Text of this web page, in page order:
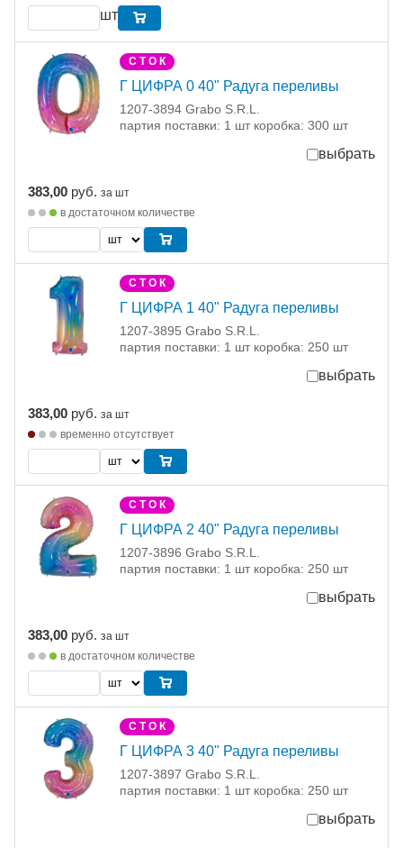
шт
С Т О К
Г ЦИФРА 0 40" Радуга переливы
1207-3894 Grabo S.R.L.
партия поставки: 1 шт коробка: 300 шт
выбрать
383,00 руб. за шт
в достаточном количестве
С Т О К
Г ЦИФРА 1 40" Радуга переливы
1207-3895 Grabo S.R.L.
партия поставки: 1 шт коробка: 250 шт
выбрать
383,00 руб. за шт
временно отсутствует
С Т О К
Г ЦИФРА 2 40" Радуга переливы
1207-3896 Grabo S.R.L.
партия поставки: 1 шт коробка: 250 шт
выбрать
383,00 руб. за шт
в достаточном количестве
С Т О К
Г ЦИФРА 3 40" Радуга переливы
1207-3897 Grabo S.R.L.
партия поставки: 1 шт коробка: 250 шт
выбрать